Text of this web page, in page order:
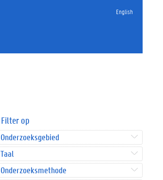
English
Filter op
Onderzoeksgebied
Taal
Onderzoeksmethode